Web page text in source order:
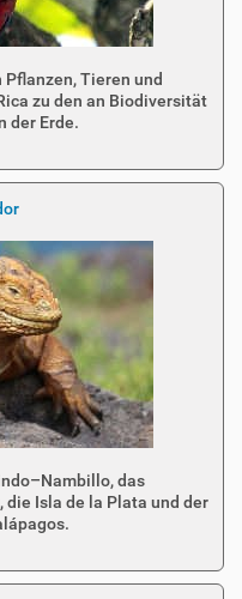
Tieren und
zu den an Biodiversität
der Erde.
das
Isla de la Plata und der